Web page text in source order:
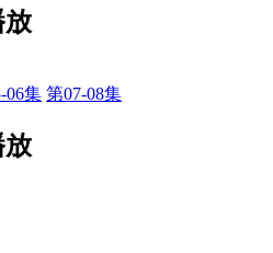
放
06集 第07-08集
放